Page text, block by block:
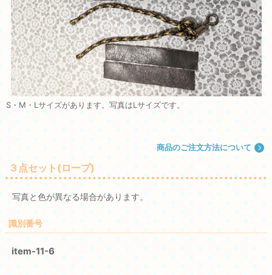
S・M・Lサイズがあります。写真はLサイズです。
商品のご注文方法について
３点セット(ロープ)
写真と色が異なる場合があります。
識別番号
item-11-6